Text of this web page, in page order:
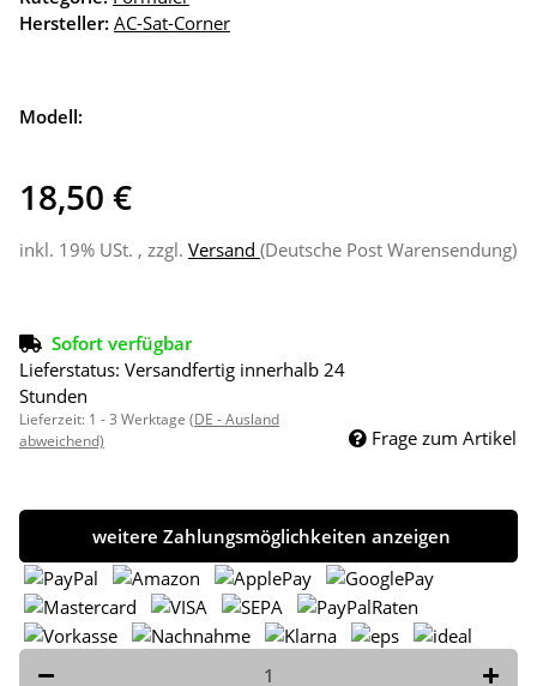
Hersteller: AC-Sat-Corner
Modell:
18,50 €
inkl. 19% USt. , zzgl. Versand (Deutsche Post Warensendung)
Sofort verfügbar
Lieferstatus: Versandfertig innerhalb 24
Stunden
Lieferzeit: 1 - 3 Werktage (DE - Ausland
abweichend)
Frage zum Artikel
weitere Zahlungsmöglichkeiten anzeigen